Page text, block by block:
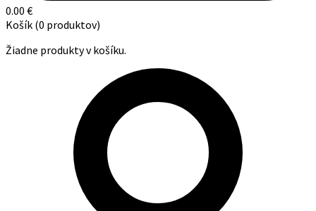
0.00 €
Košík (0 produktov)
Žiadne produkty v košíku.